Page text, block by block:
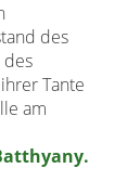
des
Tante
am